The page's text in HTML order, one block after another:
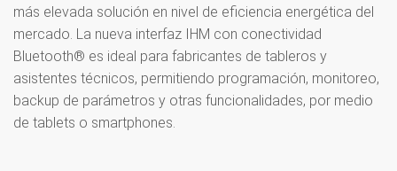
más elevada solución en nivel de eficiencia energética del
mercado. La nueva interfaz IHM con conectividad
Bluetooth® es ideal para fabricantes de tableros y
asistentes técnicos, permitiendo programación, monitoreo,
backup de parámetros y otras funcionalidades, por medio
de tablets o smartphones.